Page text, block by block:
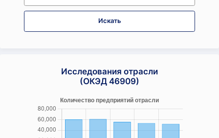
Искать
Исследования отрасли
(ОКЭД 46909)